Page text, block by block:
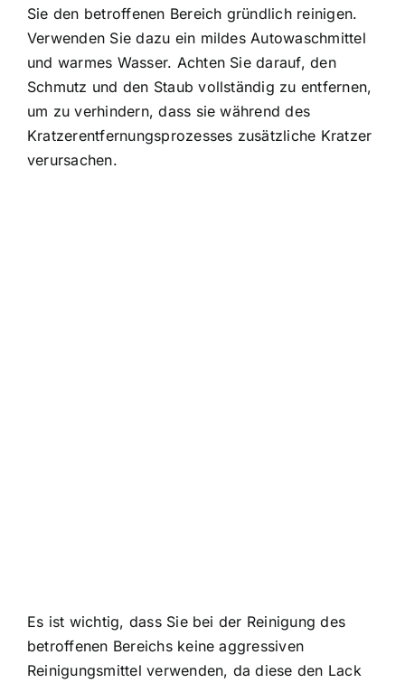
Sie den betroffenen Bereich gründlich reinigen.
Verwenden Sie dazu ein mildes Autowaschmittel
und warmes Wasser. Achten Sie darauf, den
Schmutz und den Staub vollständig zu entfernen,
um zu verhindern, dass sie während des
Kratzerentfernungsprozesses zusätzliche Kratzer
verursachen.
Es ist wichtig, dass Sie bei der Reinigung des
betroffenen Bereichs keine aggressiven
Reinigungsmittel verwenden, da diese den Lack